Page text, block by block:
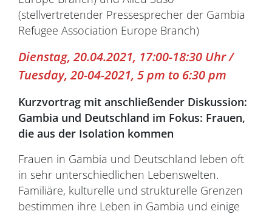
(stellvertretender Pressesprecher der Gambia
Refugee Association Europe Branch)
Dienstag, 20.04.2021, 17:00-18:30 Uhr /
Tuesday, 20-04-2021, 5 pm to 6:30 pm
Kurzvortrag mit anschließender Diskussion:
Gambia und Deutschland im Fokus: Frauen,
die aus der Isolation kommen
Frauen in Gambia und Deutschland leben oft
in sehr unterschiedlichen Lebenswelten.
Familiäre, kulturelle und strukturelle Grenzen
bestimmen ihre Leben in Gambia und einige